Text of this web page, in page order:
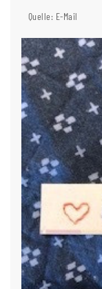
Quelle: E-Mail